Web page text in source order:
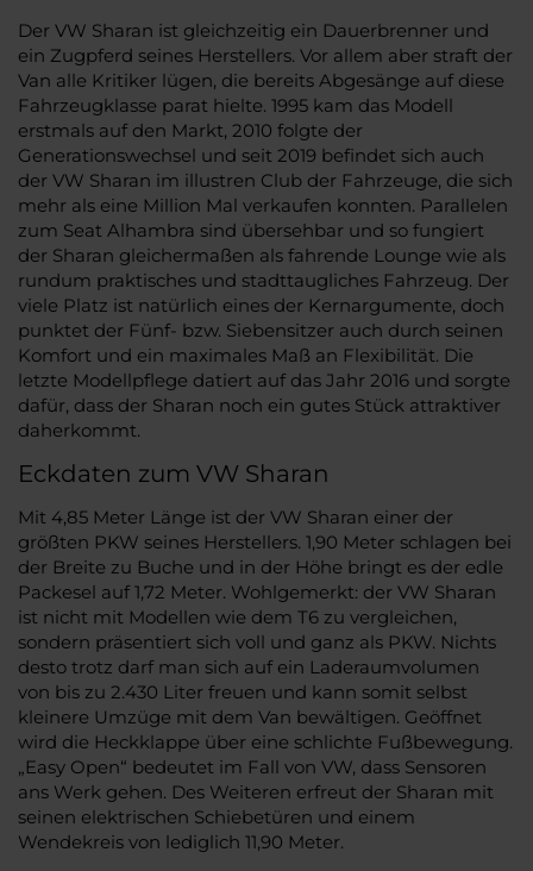
Der VW Sharan ist gleichzeitig ein Dauerbrenner und
ein Zugpferd seines Herstellers. Vor allem aber straft der
Van alle Kritiker lügen, die bereits Abgesänge auf diese
Fahrzeugklasse parat hielte. 1995 kam das Modell
erstmals auf den Markt, 2010 folgte der
Generationswechsel und seit 2019 befindet sich auch
der VW Sharan im illustren Club der Fahrzeuge, die sich
mehr als eine Million Mal verkaufen konnten. Parallelen
zum Seat Alhambra sind übersehbar und so fungiert
der Sharan gleichermaßen als fahrende Lounge wie als
rundum praktisches und stadttaugliches Fahrzeug. Der
viele Platz ist natürlich eines der Kernargumente, doch
punktet der Fünf- bzw. Siebensitzer auch durch seinen
Komfort und ein maximales Maß an Flexibilität. Die
letzte Modellpflege datiert auf das Jahr 2016 und sorgte
dafür, dass der Sharan noch ein gutes Stück attraktiver
daherkommt.
Eckdaten zum VW Sharan
Mit 4,85 Meter Länge ist der VW Sharan einer der
größten PKW seines Herstellers. 1,90 Meter schlagen bei
der Breite zu Buche und in der Höhe bringt es der edle
Packesel auf 1,72 Meter. Wohlgemerkt: der VW Sharan
ist nicht mit Modellen wie dem T6 zu vergleichen,
sondern präsentiert sich voll und ganz als PKW. Nichts
desto trotz darf man sich auf ein Laderaumvolumen
von bis zu 2.430 Liter freuen und kann somit selbst
kleinere Umzüge mit dem Van bewältigen. Geöffnet
wird die Heckklappe über eine schlichte Fußbewegung.
„Easy Open“ bedeutet im Fall von VW, dass Sensoren
ans Werk gehen. Des Weiteren erfreut der Sharan mit
seinen elektrischen Schiebetüren und einem
Wendekreis von lediglich 11,90 Meter.